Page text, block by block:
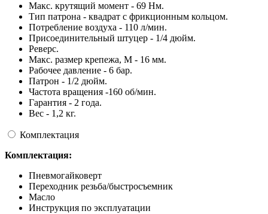
Макс. крутящий момент - 69 Нм.
Тип патрона - квадрат с фрикционным кольцом.
Потребление воздуха - 110 л/мин.
Присоединительный штуцер - 1/4 дюйм.
Реверс.
Макс. размер крепежа, М - 16 мм.
Рабочее давление - 6 бар.
Патрон - 1/2 дюйм.
Частота вращения -160 об/мин.
Гарантия - 2 года.
Вес - 1,2 кг.
Комплектация
Комплектация:
Пневмогайковерт
Переходник резьба/быстросъемник
Масло
Инструкция по эксплуатации